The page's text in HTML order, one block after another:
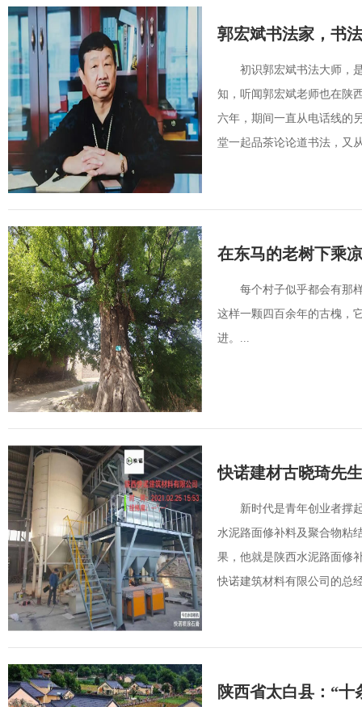
郭宏斌书法家，书
初识郭宏斌书法大师，
知，听闻郭宏斌老师也在陕
六年，期间一直从电话线的
堂一起品茶论论道书法，又
在东马的老树下乘
每个村子似乎都会有那
这样一颗四百余年的古槐，
进。...
快诺建材古晓琦先
新时代是青年创业者撑
水泥路面修补料及聚合物粘
果，他就是陕西水泥路面修
快诺建筑材料有限公司的总
陕西省太白县：“